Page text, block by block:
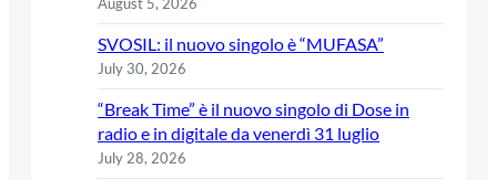
August 5, 2026
SVOSIL: il nuovo singolo è “MUFASA”
July 30, 2026
“Break Time” è il nuovo singolo di Dose in
radio e in digitale da venerdì 31 luglio
July 28, 2026